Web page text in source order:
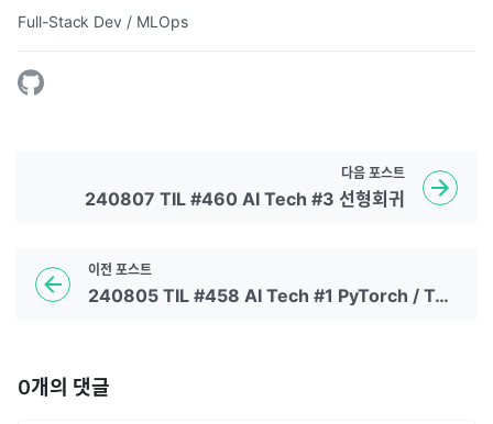
Full-Stack Dev / MLOps
이전 포스트
240805 TIL #458 AI Tech #1 PyTorch / Tensor
다음 포스트
240807 TIL #460 AI Tech #3 선형회귀
0개의 댓글